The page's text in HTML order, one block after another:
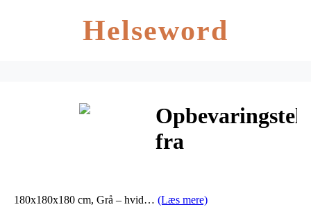
Helseword
Opbevaringstelt
fra
Opbevaringstelt
180x180x180 cm, Grå – hvid… (Læs mere)